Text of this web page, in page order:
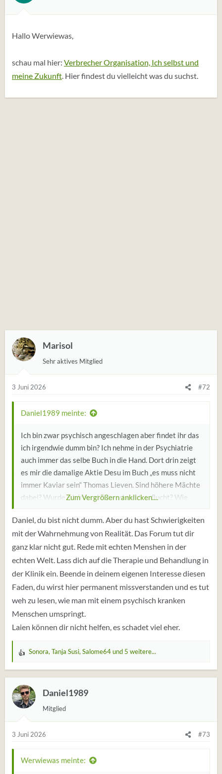
n
n
Hallo Werwiewas,
schau mal hier: Verbrecher Organisation, Ich selbst und
meine Zukunft. Hier findest du vielleicht was du suchst.
Marisol
Sehr aktives Mitglied
3 Juni 2026 #72
Daniel1989 meinte:
Ich bin zwar psychisch angeschlagen aber findet ihr das
ich irgendwie dumm bin? Ich nehme in der Psychiatrie
auch immer das selbe Buch in die Hand. Dort drin zeigt
es mir die damalige Aktie Desu im Buch „es muss nicht
immer Kaviar sein“ Thomas Lieven. Sind höhere Mächte
dabei? Wurde ich irgendwie verhext/verflucht? Wie
kann das alles sein und muss ich es irgendwie anders
besser machen? Fehlt mir irgendwas und ich muss es
weiter fortführen? Ich verstehe langsam überhaupt
nichts mehr…obwohl ich gerne auch ein Detektiv bin.
Zum Vergrößern anklicken....
Daniel, du bist nicht dumm. Aber du hast Schwierigkeiten
mit der Wahrnehmung von Realität. Das Forum tut dir
ganz klar nicht gut. Rede mit echten Menshen in der
echten Welt. Lass dich auf die Therapie und Behandlung in
der Klinik ein. Beende in deinem eigenen Interesse diesen
Faden, du wirst hier permanent missverstanden und es tut
weh zu lesen, wie man mit einem psychisch kranken
Menschen umspringt.
Laien können dir nicht helfen, es schadet viel eher.
W
r
t
u
n
e
n
Sonora, Tanja Susi, Salome64und 5 weitere...
Daniel1989
Mitglied
3 Juni 2026 #73
Werwiewas meinte: